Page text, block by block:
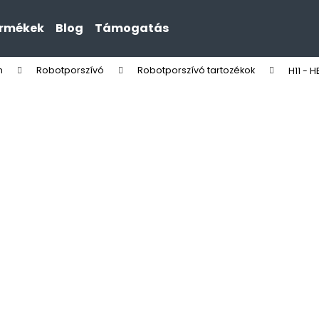
Blog Támogatás
Robotporszívó Robotporszívó tartozékok H11 -
Mit keres?